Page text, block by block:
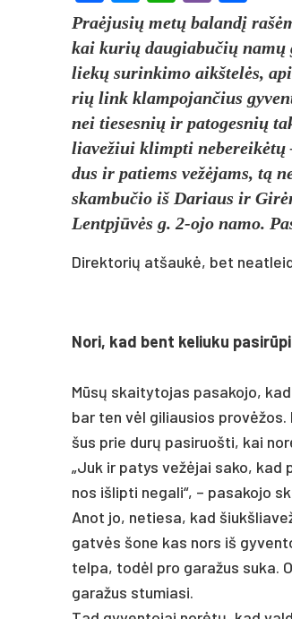
Praė­ju­sių metų ba­landį
kai ku­rių dau­gia­bu­čių namų
liekų su­rin­ki­mo aikš­telės,
rių link klam­po­jan­čius
nei tie­ses­nių ir pa­to­ges­nių
lia­ve­žiui klimp­ti ne­be­reikėtų
dus ir pa­tiems vežė­jams, tą
skam­bu­čio iš Da­riaus ir
Lentpjūvės g. 2-ojo na­mo.
Direktorių atšaukė, bet
No­ri, kad bent ke­liu­ku
Mūsų skai­ty­to­jas pa­sa­ko­jo,
bar ten vėl gi­liau­sios
šus prie durų pa­si­ruoš­ti, kai
„Juk ir pa­tys vežė­jai sa­ko,
nos iš­lip­ti ne­ga­li“, – pa­sa­ko­jo
Anot jo, ne­tie­sa, kad
gatvės šo­ne kas nors iš
tel­pa, todėl pro ga­ra­žus su­ka.
ga­ra­žus stu­mia­si.